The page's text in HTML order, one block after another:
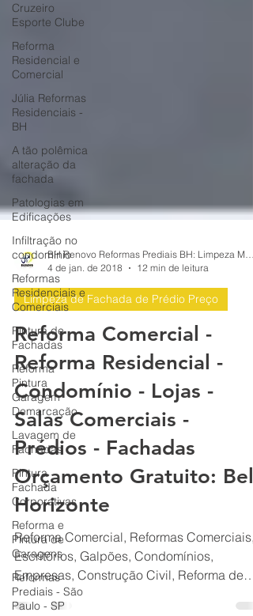
Cruzeiro
Esporte Clube
Reforma
Residencial e
Comercial
Júlia Reformas
Residenciais -
BH
A tão polêmica
alteração da
fachada
Patologias em
Edificações
Infiltração no
condomínio
Reformas
Residenciais e
Comerciais
Pintura de
Fachadas
Reforma
Pintura
Garagem
Demarcação
Lavagem de
Fachadas
Pintura
Fachada
Corporativas
Reforma e
Pintura de
Garagens
Reformas
Prediais - São
Paulo - SP
4 de jan. de 2018
12 min de leitura
Limpeza de Fachada de Prédio Preço
Reforma Comercial -
Reforma Residencial -
Condomínio - Lojas -
Salas Comerciais -
Prédios - Fachadas
Orçamento Gratuito:
Horizonte
Reforma Comercial, Reformas Comerciais,
Escritórios, Galpões, Condomínios,
Empresas, Construção Civil, Reforma de